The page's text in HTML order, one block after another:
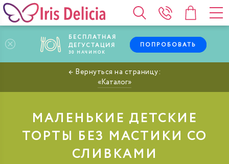
БЕСПЛАТНАЯ
ДЕГУСТАЦИЯ
30 НАЧИНОК
ПОПРОБОВАТЬ
Каталог
МАЛЕНЬКИЕ ДЕТСКИЕ
ТОРТЫ БЕЗ МАСТИКИ СО
СЛИВКАМИ